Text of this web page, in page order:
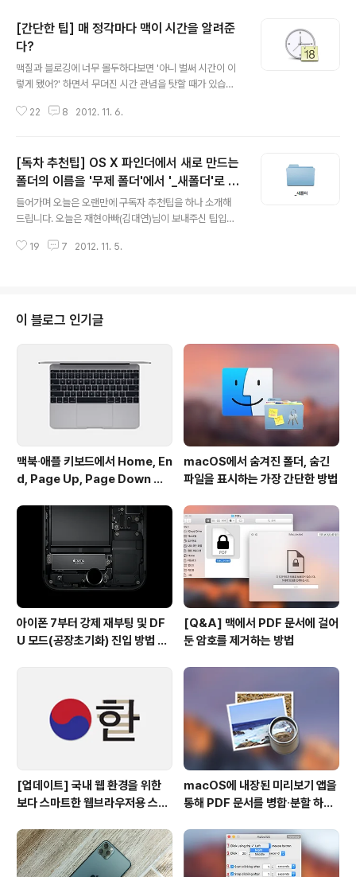
[간단한 팁] 매 정각마다 맥이 시간을 알려준
다?
맥질과 블로깅에 너무 몰두하다보면 '아니 벌써 시간이 이
렇게 됐어?' 하면서 무뎌진 시간 관념을 탓할 때가 있습니
있는 것 같던데 맥에서는 별도의 프로그램을 설치할 필요
항목을 클릭합니다. 2. 시계' 탭 하단에 있는 '시간 통보' 항
목에 체크해주면 매 정각마다 'XX시 입니다.'라는 목소리를
들을 수 있습니다. * 정각뿐만 아니라 15분 단위나 30분
단위로 시간을 통보하는 것도 가능하며, '음성 사용자
화...'옵션에서 목소리의 빠르기와 음량 크기, 목소리의 종
류를 선택해 줄 수 있습니다. 이때 목소리 음량 크기는 시스
22 8 2012. 11. 6.
[독차 추천팁] OS X 파인더에서 새로 만드는
폴더의 이름을 '무제 폴더'에서 '_새폴더'로 변
경하기
들어가며 오늘은 오랜만에 구독자 추천팁을 하나 소개해
드립니다. 오늘은 재현아빠(김대연)님이 보내주신 팁입니
는 경우 파인더(Finder)에서 새로운 폴더를 만들면 '무제
외하면) OS X은 폴더를 일반 파일과 마찬가지로 취급하기
때문에 목록 최상단에 폴더를 따로 분류해주지 않습니다.
이 때문에 새로 만든 폴더가 이름이 숫자로 시작하는 파일/
폴더와, 영문으로 시작하는 파일/폴더들에 순위가 밀려 목
록 하단부에 위치하고 시인성이 떨어지는 단점이 있습니
다. (OS X 뿐만 아니라 U..
19 7 2012. 11. 5.
이 블로그 인기글
맥북∙애플 키보드에서 Home, En
d, Page Up, Page Down 키
macOS에서 숨겨진 폴더, 숨긴
파일을 표시하는 가장 간단한 방법
아이폰 7부터 강제 재부팅 및 DF
U 모드(공장초기화) 진입 방법 변
[Q&A] 맥에서 PDF 문서에 걸어
둔 암호를 제거하는 방법
[업데이트] 국내 웹 환경을 위한
보다 스마트한 웹브라우저용 스타
macOS에 내장된 미리보기 앱을
통해 PDF 문서를 병합∙분할 하는